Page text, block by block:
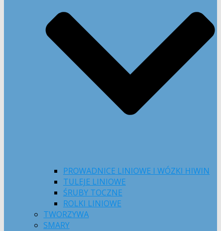
PROWADNICE LINIOWE I WÓZKI HIWIN
TULEJE LINIOWE
ŚRUBY TOCZNE
ROLKI LINIOWE
TWORZYWA
SMARY